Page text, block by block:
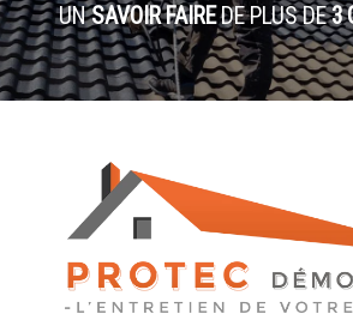
UNSAVOIR FAIREDE PLUS DE3